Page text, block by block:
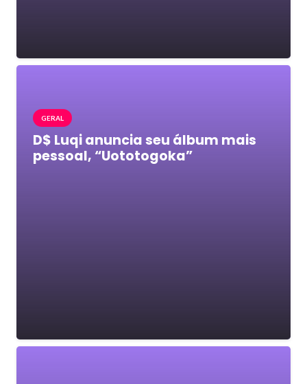
GERAL
D$ Luqi anuncia seu álbum mais
pessoal, “Uototogoka”